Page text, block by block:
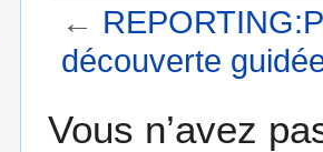
←
découverte
àà
Vous n’avez